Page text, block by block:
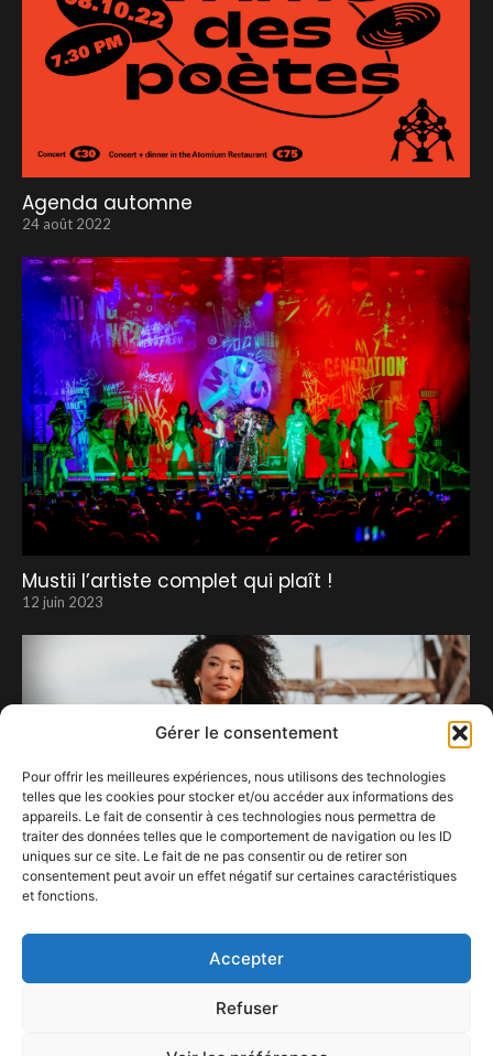
Gérer le consentement
Pour offrir les meilleures expériences, nous utilisons des technologies
telles que les cookies pour stocker et/ou accéder aux informations des
appareils. Le fait de consentir à ces technologies nous permettra de
traiter des données telles que le comportement de navigation ou les ID
uniques sur ce site. Le fait de ne pas consentir ou de retirer son
consentement peut avoir un effet négatif sur certaines caractéristiques
et fonctions.
Accepter
Refuser
Agenda automne
24 août 2022
Mustii l’artiste complet qui plaît !
12 juin 2023
21 mai 2024